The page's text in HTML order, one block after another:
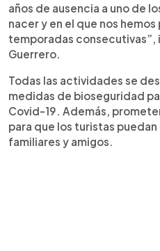
años de ausencia a uno de
nacer y en el que nos
temporadas consecutivas”,
Guerrero.
Todas las actividades se
medidas de bioseguridad
Covid-19. Además,
para que los turistas puedan
familiares y amigos.